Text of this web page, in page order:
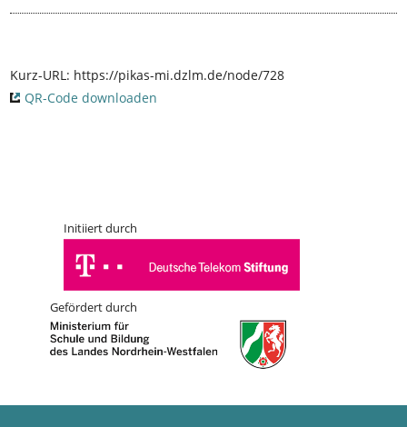
Kurz-URL: https://pikas-mi.dzlm.de/node/728
QR-Code downloaden
Initiiert durch
Gefördert durch